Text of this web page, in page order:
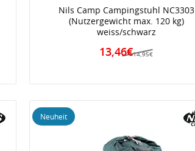
Nils Camp Campingstuhl NC3303
(Nutzergewicht max. 120 kg)
weiss/schwarz
14,95€
13,46€
Neuheit